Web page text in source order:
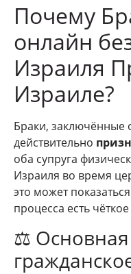
Почему
онлайн
Израиля
Израиле?
Браки, заключённые
действительно
оба супруга
Израиля во время
это может
процесса есть
⚖️